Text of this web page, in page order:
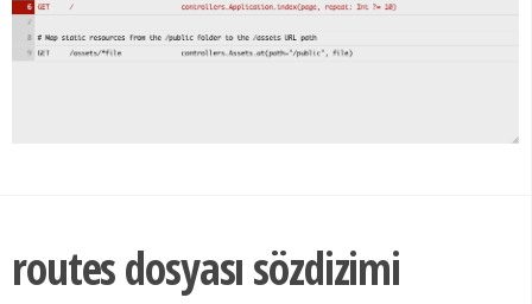
routes dosyası sözdizimi